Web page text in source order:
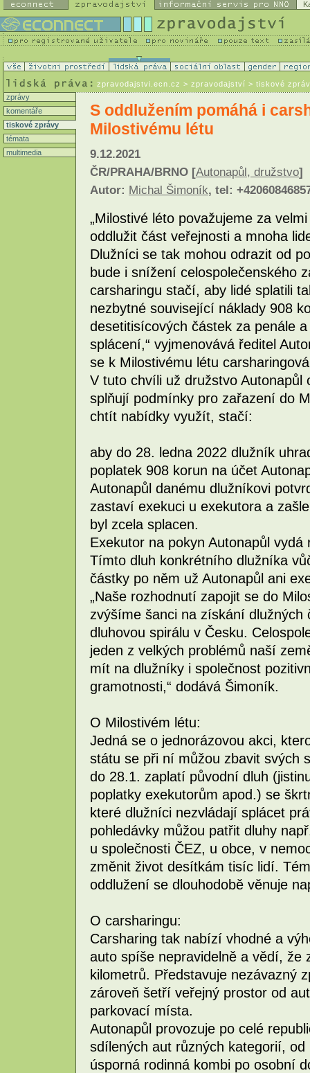
zpravodajstvi.ecn.cz > zpravodajství > tiskové
zprávy
komentáře
tiskové zprávy
témata
multimedia
S oddlužením pomáhá i
Milostivému létu
9.12.2021
ČR/PRAHA/BRNO [Autonapůl, družstvo]
Autor: Michal Šimoník, tel:
„Milostivé léto považujeme za
oddlužit část veřejnosti a mnoha
Dlužníci se tak mohou odrazit od
bude i snížení celospolečenského
carsharingu stačí, aby lidé splatili
nezbytné související náklady 908
desetitisícových částek za penále
splácení,“ vyjmenovává ředitel
se k Milostivému létu
V tuto chvíli už družstvo
splňují podmínky pro zařazení do
chtít nabídky využít, stačí:
aby do 28. ledna 2022 dlužník
poplatek 908 korun na účet
Autonapůl danému dlužníkovi
zastaví exekuci u exekutora a
byl zcela splacen.
Exekutor na pokyn Autonapůl
Tímto dluh konkrétního dlužníka
částky po něm už Autonapůl ani
„Naše rozhodnutí zapojit se do
zvýšíme šanci na získání dlužných
dluhovou spirálu v Česku.
jeden z velkých problémů naší
mít na dlužníky i společnost
gramotnosti,“ dodává Šimoník.
O Milostivém létu:
Jedná se o jednorázovou akci,
státu se při ní můžou zbavit svých
do 28.1. zaplatí původní dluh
poplatky exekutorům apod.) se
které dlužníci nezvládají splácet
pohledávky můžou patřit dluhy
u společnosti ČEZ, u obce, v
změnit život desítkám tisíc lidí.
oddlužení se dlouhodobě věnuje
O carsharingu:
Carsharing tak nabízí vhodné a
auto spíše nepravidelně a vědí, že
kilometrů. Představuje nezávazný
zároveň šetří veřejný prostor od
parkovací místa.
Autonapůl provozuje po celé
sdílených aut různých kategorií,
úsporná rodinná kombi po osobní